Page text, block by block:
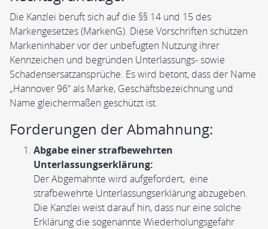
Die Kanzlei beruft sich auf die §§ 14 und 15 des
Markengesetzes (MarkenG). Diese Vorschriften schützen
Markeninhaber vor der unbefugten Nutzung ihrer
Kennzeichen und begründen Unterlassungs- sowie
Schadensersatzansprüche. Es wird betont, dass der Name
„Hannover 96“ als Marke, Geschäftsbezeichnung und
Name gleichermaßen geschützt ist.
Forderungen der Abmahnung:
Abgabe einer strafbewehrten
Unterlassungserklärung:
Der Abgemahnte wird aufgefordert, eine
strafbewehrte Unterlassungserklärung abzugeben.
Die Kanzlei weist darauf hin, dass nur eine solche
Erklärung die sogenannte Wiederholungsgefahr